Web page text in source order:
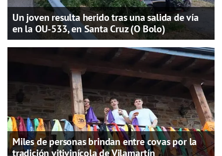
Un joven resulta herido tras una salida de vía
en la OU-533, en Santa Cruz (O Bolo)
Miles de personas brindan entre covas por la
tradición vitivinícola de Vilamartín